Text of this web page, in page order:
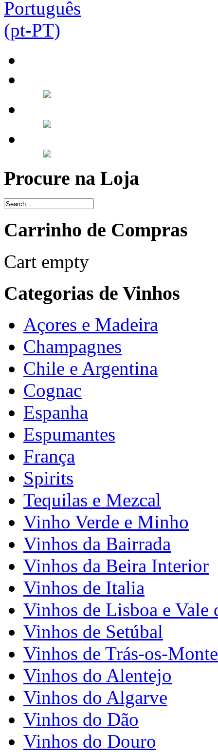
Procure na Loja
Carrinho de Compras
Cart empty
Categorias de Vinhos
Açores e Madeira
Champagnes
Chile e Argentina
Cognac
Espanha
Espumantes
França
Spirits
Tequilas e Mezcal
Vinho Verde e Minho
Vinhos da Bairrada
Vinhos da Beira Interior
Vinhos de Italia
Vinhos de Lisboa e Vale
Vinhos de Setúbal
Vinhos de Trás-os-
Vinhos do Alentejo
Vinhos do Algarve
Vinhos do Dão
Vinhos do Douro